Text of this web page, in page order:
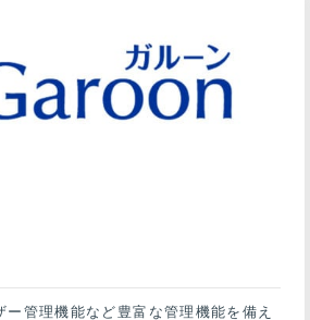
管理機能など豊富な管理機能を備え